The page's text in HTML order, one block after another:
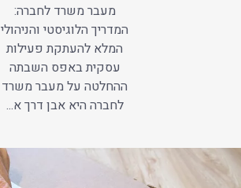
מעבר משרד לחברה:
המדריך הלוגיסטי והניהולי
המלא להעתקת פעילות
עסקית באפס השבתה
ההחלטה על מעבר משרד
לחברה היא אבן דרך א...